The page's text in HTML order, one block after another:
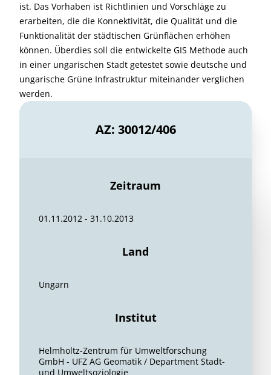
ist. Das Vorhaben ist Richtlinien und Vorschläge zu
erarbeiten, die die Konnektivität, die Qualität und die
Funktionalität der städtischen Grünflächen erhöhen
können. Überdies soll die entwickelte GIS Methode auch
in einer ungarischen Stadt getestet sowie deutsche und
ungarische Grüne Infrastruktur miteinander verglichen
werden.
AZ: 30012/406
Zeitraum
01.11.2012 - 31.10.2013
Land
Ungarn
Institut
Helmholtz-Zentrum für Umweltforschung
GmbH - UFZ AG Geomatik / Department Stadt-
und Umweltsoziologie